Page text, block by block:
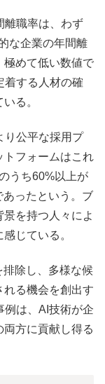
離職率は、わず
な企業の年間離
極めて低い数値で
着する人材の確
る。
り公平な採用プ
トフォームはこれ
うち60%以上が
ったという。ブ
を持つ人々によ
じている。
除し、多様な候
る機会を創出す
例は、AI技術が企
方に貢献し得る